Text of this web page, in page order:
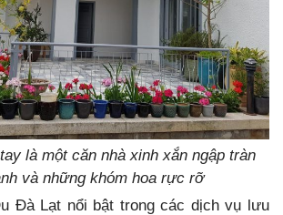
là một căn nhà xinh xắn ngập tràn
và những khóm hoa rực rỡ
Đà Lạt nổi bật trong các dịch vụ lưu